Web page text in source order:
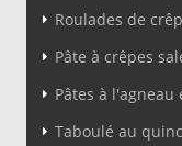
Roulades de
Pâte à crêpes
Pâtes à
Taboulé au